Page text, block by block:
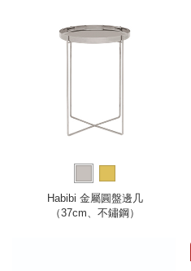
Habibi 金屬圓盤邊几
（37cm、不鏽鋼）